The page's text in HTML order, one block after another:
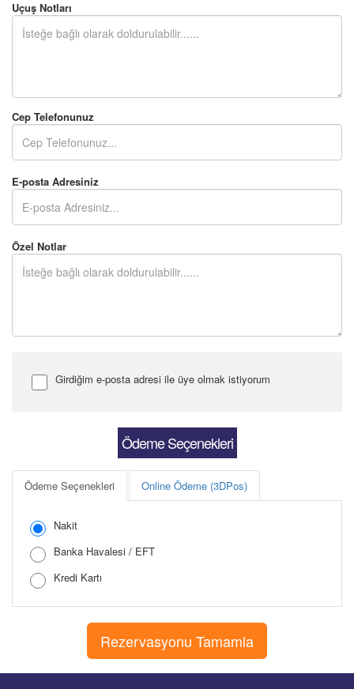
Uçuş Notları
Cep Telefonunuz
E-posta Adresiniz
Özel Notlar
Girdiğim e-posta adresi ile üye olmak istiyorum
Ödeme Seçenekleri
Ödeme Seçenekleri Online Ödeme (3DPos)
Nakit
Banka Havalesi / EFT
Kredi Kartı